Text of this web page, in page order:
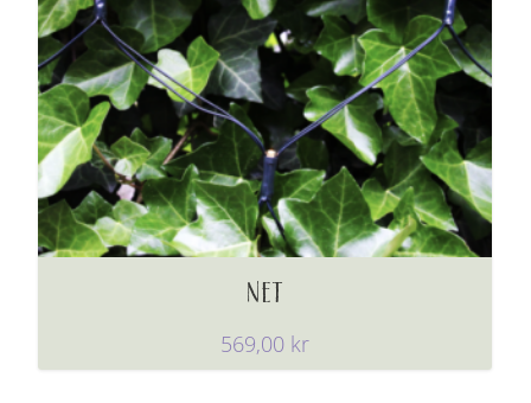
NET
569,00 kr